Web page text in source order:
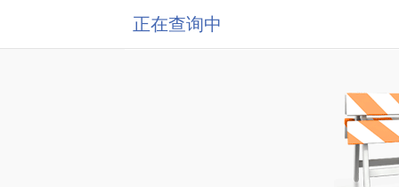
正在查询中